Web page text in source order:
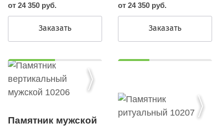
от 24 350 руб.
Заказать
от 24 350 руб.
Заказать
Памятник мужской